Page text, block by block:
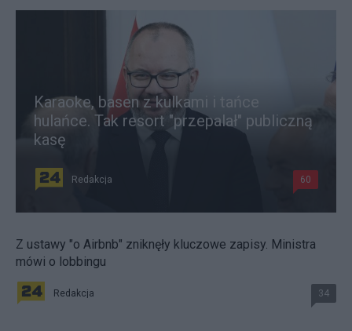
Karaoke, basen z kulkami i tańce
hulańce. Tak resort "przepalał" publiczną
kasę
Redakcja 60
Z ustawy "o Airbnb" zniknęły kluczowe zapisy. Ministra
mówi o lobbingu
Redakcja 34